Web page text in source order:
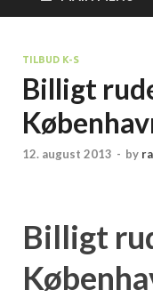
TILBUD K-S
Billigt
12. august 2013 - by
Billigt